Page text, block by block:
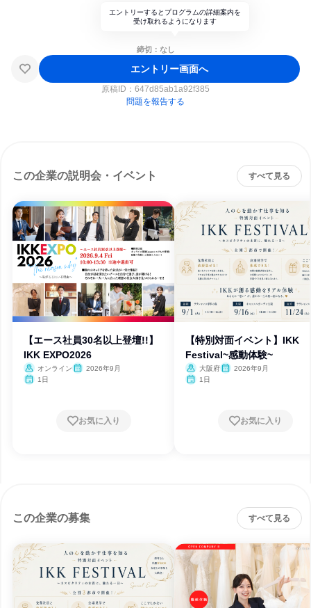
エントリーするとプログラムの詳細案内を
受け取れるようになります
締切：なし
エントリー画面へ
原稿ID： 647d85ab1a92f385
問題を報告する
この企業の説明会・イベント すべて見る
【エース社員30名以上登壇!!】
IKK EXPO2026
オンライン
2026年9月
1日
お気に入り
【特別対面イベント】IKK
Festival~感動体験~
大阪府
2026年9月
1日
お気に入り
この企業の募集 すべて見る